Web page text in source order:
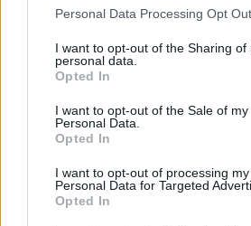
Personal Data Processing Opt
I want to opt-out of the Sharing of
personal data.
Opted In
I want to opt-out of the Sale of my
Personal Data.
Opted In
I want to opt-out of processing my
Personal Data for Targeted
Opted In